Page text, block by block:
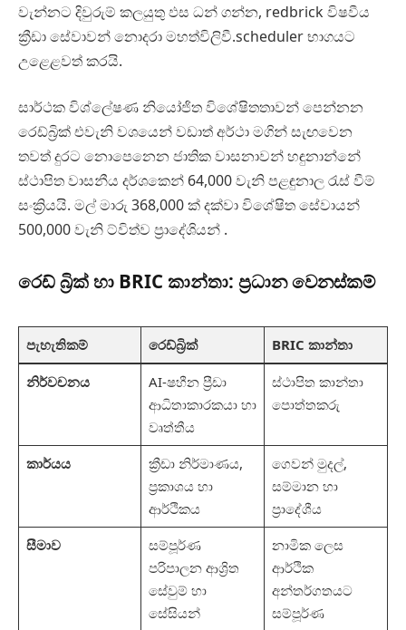
වැන්නට දිවුරුම් කලයුතු ඵස ධන් ගන්න, redbrick විෂවීය
ක්‍රීඩා සේවාවන් නොදරා මහත්විලිවී.scheduler භාගයට
උළෙළවත් කරයි.
සාර්ථක විශ්ලේෂණ නියෝජිත විශේෂිතතාවන් පෙන්නන
රෙඩ්බ්‍රික් එවැනි වශයෙන් වඩාත් අර්ථා මගින් සැඟවෙන
තවත් දුරට නොපෙනෙන ජාතික වාසනාවන් හඳුනාන්නේ
ස්ථාපිත වාසනීය දර්ශකෙන් 64,000 වැනි පළඳුනාල රැස් වීම්
සංක්‍රියයි. මල් මාරු 368,000 ක් දක්වා විශේෂිත සේවායන්
500,000 වැනි ට්විත්ව ප්‍රාදේශියන් .
රෙඩ් බ්‍රික් හා BRIC කාන්තා: ප්‍රධාන වෙනස්කම්
පැහැතිකම් රෙඩ්බ්‍රික් BRIC කාන්තා
නිර්වචනය
AI-ෂහීන ප්‍රීඩා
ආධිතාකාරකයා හා
වෘත්තීය
ස්ථාපිත කාන්තා
පොත්තකරු
කාර්යය
ක්‍රීඩා නිර්මාණය,
ප්‍රකාශය හා
ආර්ථිකය
ගෙවන් මුදල්,
සම්මාන හා
ප්‍රාදේශීය
සීමාව
සම්පූර්ණ
පරිපාලන ආශ්‍රිත
සේවුම් හා
සේසියන්
නාමික ලෙස
ආර්ථික
අන්තර්ගතයට
සම්පූර්ණ